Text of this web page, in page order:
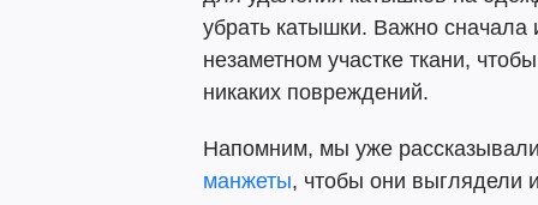
убрать катышки. Важно сначала
незаметном участке ткани,
никаких повреждений.
Напомним, мы уже
манжеты, чтобы они выглядели